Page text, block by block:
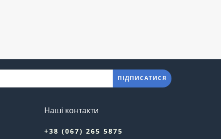
ПІДПИСАТИСЯ
Наші контакти
+38 (067) 265 5875